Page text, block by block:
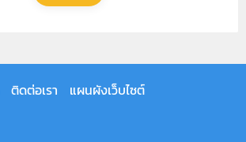
ติดต่อเรา
แผนผังเว็บไซต์